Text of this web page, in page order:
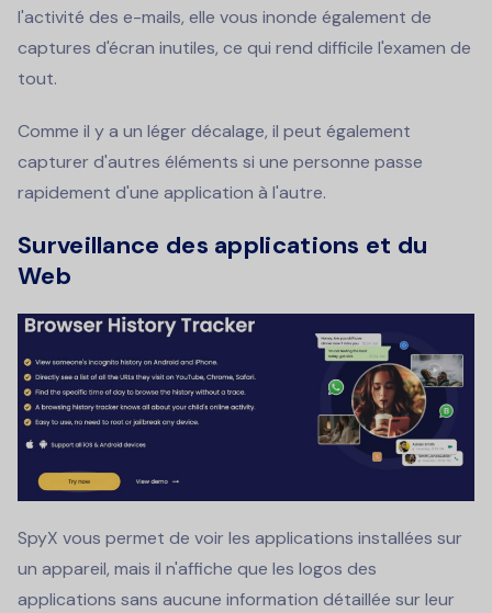
l'activité des e-mails, elle vous inonde également de
captures d'écran inutiles, ce qui rend difficile l'examen de
tout.
Comme il y a un léger décalage, il peut également
capturer d'autres éléments si une personne passe
rapidement d'une application à l'autre.
Surveillance des applications et du
Web
SpyX vous permet de voir les applications installées sur
un appareil, mais il n'affiche que les logos des
applications sans aucune information détaillée sur leur